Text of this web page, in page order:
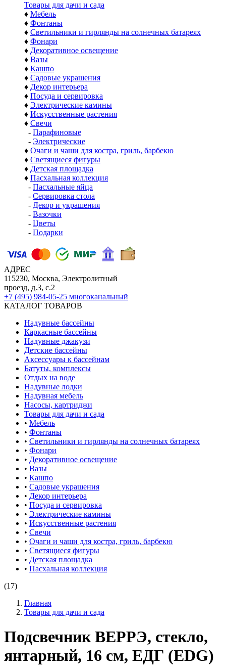
Товары для дачи и сада
♦ Мебель
♦ Фонтаны
♦ Светильники и гирлянды на солнечных батареях
♦ Фонари
♦ Декоративное освещение
♦ Вазы
♦ Кашпо
♦ Садовые украшения
♦ Декор интерьера
♦ Посуда и сервировка
♦ Электрические камины
♦ Искусственные растения
♦ Свечи
- Парафиновые
- Электрические
♦ Очаги и чаши для костра, гриль, барбекю
♦ Светящиеся фигуры
♦ Детская площадка
♦ Пасхальная коллекция
- Пасхальные яйца
- Сервировка стола
- Декор и украшения
- Вазочки
- Цветы
- Подарки
АДРЕС
115230, Москва, Электролитный
проезд, д.3, с.2
+7 (495) 984-05-25 многоканальный
КАТАЛОГ ТОВАРОВ
Надувные бассейны
Каркасные бассейны
Надувные джакузи
Детские бассейны
Аксессуары к бассейнам
Батуты, комплексы
Отдых на воде
Надувные лодки
Надувная мебель
Насосы, картриджи
Товары для дачи и сада
• Мебель
• Фонтаны
• Светильники и гирлянды на солнечных батареях
• Фонари
• Декоративное освещение
• Вазы
• Кашпо
• Садовые украшения
• Декор интерьера
• Посуда и сервировка
• Электрические камины
• Искусственные растения
• Свечи
• Очаги и чаши для костра, гриль, барбекю
• Светящиеся фигуры
• Детская площадка
• Пасхальная коллекция
(17)
Главная
Товары для дачи и сада
Подсвечник ВЕРРЭ, стекло,
янтарный, 16 см, ЕДГ (EDG)